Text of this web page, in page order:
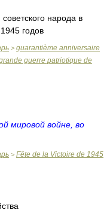
народа в
годов
> quarantième anniversaire
guerre patriotique de
мировой войне, во
> Fête de la Victoire de 1945